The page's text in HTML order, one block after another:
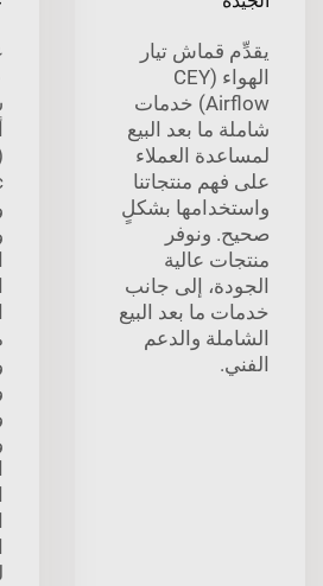
يقدِّم قماش تيار
الهواء (CEY
Airflow) خدمات
شاملة ما بعد البيع
لمساعدة العملاء
على فهم منتجاتنا
واستخدامها بشكلٍ
صحيح. ونوفر
منتجات عالية
الجودة، إلى جانب
خدمات ما بعد البيع
الشاملة والدعم
الفني.